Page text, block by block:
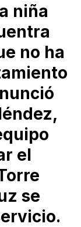
niña
no ha
el
se